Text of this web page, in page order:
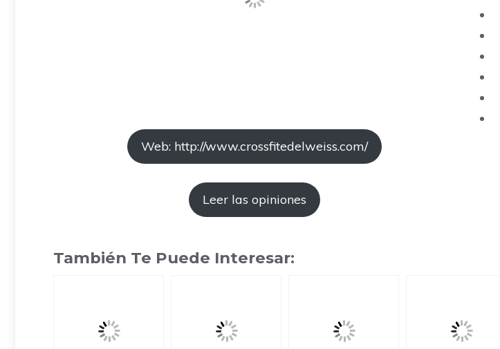
Web: http://www.crossfitedelweiss.com/
Leer las opiniones
También Te Puede Interesar: